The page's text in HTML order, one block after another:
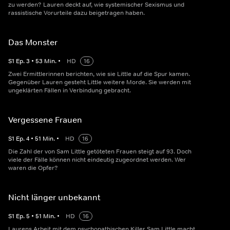
zu werden? Lauren deckt auf, wie systemischer Sexismus und
rassistische Vorurteile dazu beigetragen haben.
Das Monster
S1 Ep.3 • 53 Min. • HD
16
Zwei Ermittlerinnen berichten, wie sie Little auf die Spur kamen.
Gegenüber Lauren gesteht Little weitere Morde. Sie werden mit
ungeklärten Fällen in Verbindung gebracht.
Vergessene Frauen
S1 Ep.4 • 51 Min. • HD
16
Die Zahl der von Sam Little getöteten Frauen steigt auf 93. Doch
viele der Fälle können nicht eindeutig zugeordnet werden. Wer
waren die Opfer?
Nicht länger unbekannt
S1 Ep.5 • 51 Min. • HD
16